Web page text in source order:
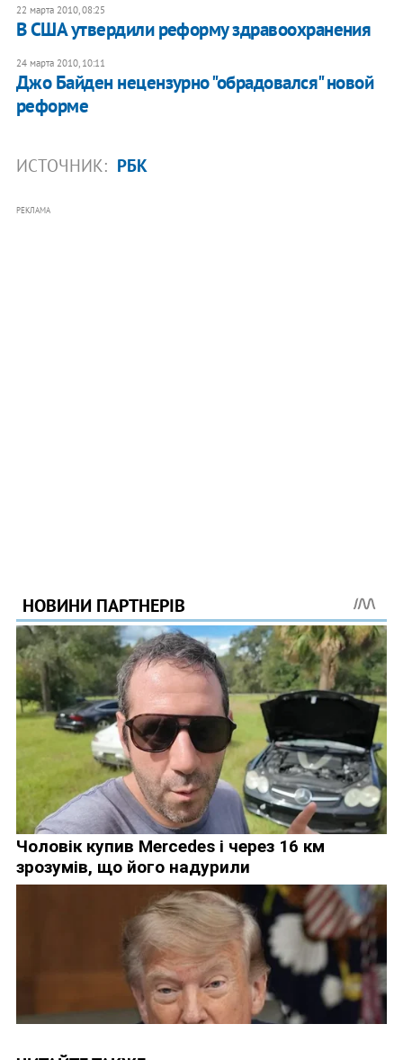
22 марта 2010, 08:25
В США утвердили реформу здравоохранения
24 марта 2010, 10:11
Джо Байден нецензурно "обрадовался" новой
реформе
ИСТОЧНИК: РБК
РЕКЛАМА